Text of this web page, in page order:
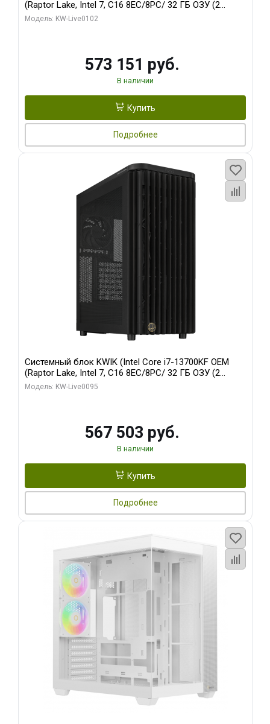
(Raptor Lake, Intel 7, C16 8EC/8PC/ 32 ГБ ОЗУ (2
модуля)/ Afox RTX4090 24GB GDDR6X 384-Bit 3xDP
Модель: KW-Live0102
573 151 руб.
В наличии
Купить
Подробнее
Системный блок KWIK (Intel Core i7-13700KF OEM
(Raptor Lake, Intel 7, C16 8EC/8PC/ 32 ГБ ОЗУ (2
модуля)/ Afox RTX4090 24GB GDDR6X 384-Bit 3xDP
Модель: KW-Live0095
567 503 руб.
В наличии
Купить
Подробнее